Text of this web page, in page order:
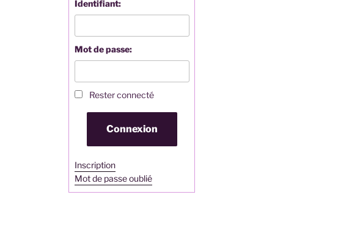
Identifiant:
Mot de passe:
Rester connecté
Connexion
Inscription
Mot de passe oublié